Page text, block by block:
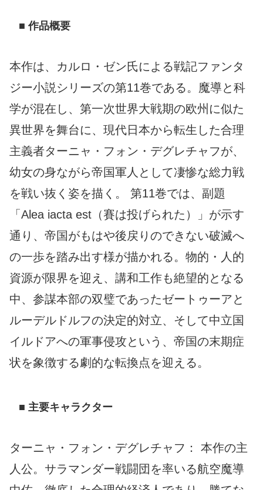
■ 作品概要
本作は、カルロ・ゼン氏による戦記ファンタ
ジー小説シリーズの第11巻である。魔導と科
学が混在し、第一次世界大戦期の欧州に似た
異世界を舞台に、現代日本から転生した合理
主義者ターニャ・フォン・デグレチャフが、
幼女の身ながら帝国軍人として凄惨な総力戦
を戦い抜く姿を描く。 第11巻では、副題
「Alea iacta est（賽は投げられた）」が示す
通り、帝国がもはや後戻りのできない破滅へ
の一歩を踏み出す様が描かれる。物的・人的
資源が限界を迎え、講和工作も絶望的となる
中、参謀本部の双璧であったゼートゥーアと
ルーデルドルフの決定的対立、そして中立国
イルドアへの軍事侵攻という、帝国の末期症
状を象徴する劇的な転換点を迎える。
■ 主要キャラクター
ターニャ・フォン・デグレチャフ： 本作の主
人公。サラマンダー戦闘団を率いる航空魔導